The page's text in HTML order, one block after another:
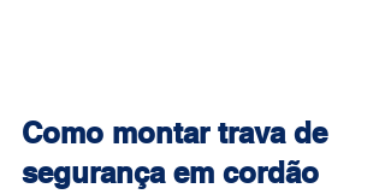
Como montar trava de
segurança em cordão